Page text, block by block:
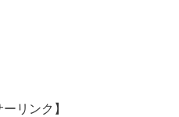
ーリンク】